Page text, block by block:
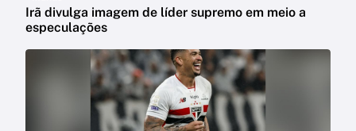
Irã divulga imagem de líder supremo em meio a
especulações